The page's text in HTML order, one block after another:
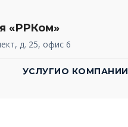
«РРКом»
д. 25, офис 6
УСЛУГИО КОМПАНИИ